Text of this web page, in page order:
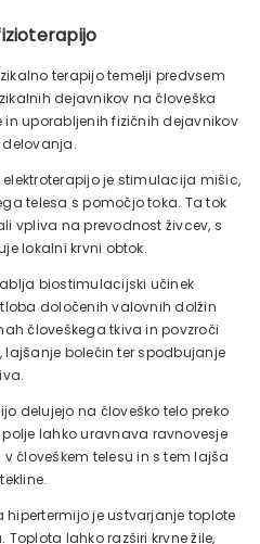
terapijo temelji predvsem
dejavnikov na človeška
in uporabljenih fizičnih dejavnikov
delovanja.
je stimulacija mišic,
telesa s pomočjo toka. Ta tok
vpliva na prevodnost živcev, s
lokalni krvni obtok.
biostimulacijski učinek
določenih valovnih dolžin
človeškega tkiva in povzroči
lajšanje bolečin ter spodbujanje
delujejo na človeško telo preko
lahko uravnava ravnovesje
človeškem telesu in s tem lajša
hipertermijo je ustvarjanje toplote
lahko razširi krvne žile,